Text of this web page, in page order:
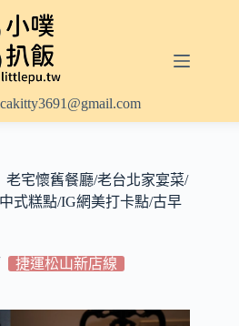
老宅懷舊餐廳/老台北家宴菜/
式糕點/IG網美打卡點/古早
捷運松山新店線